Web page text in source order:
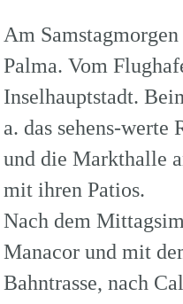
Am
Palma. Vom
Inselhauptstadt.
a. das sehens-
und die Markthalle
mit ihren Patios.
Nach dem
Manacor und mit
Bahntrasse, nach